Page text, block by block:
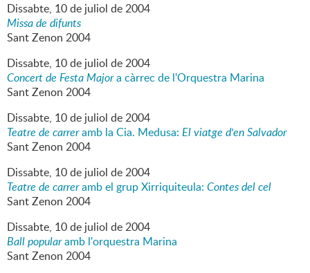
Dissabte, 10de juliol de2004
Missa de difunts
Sant Zenon 2004
Dissabte, 10de juliol de2004
Concert de Festa Majora càrrec de l'Orquestra Marina
Sant Zenon 2004
Dissabte, 10de juliol de2004
Teatre de carreramb la Cia. Medusa: El viatge d'en Salvador
Sant Zenon 2004
Dissabte, 10de juliol de2004
Teatre de carreramb el grup Xirriquiteula: Contes del cel
Sant Zenon 2004
Dissabte, 10de juliol de2004
Ball popularamb l'orquestra Marina
Sant Zenon 2004